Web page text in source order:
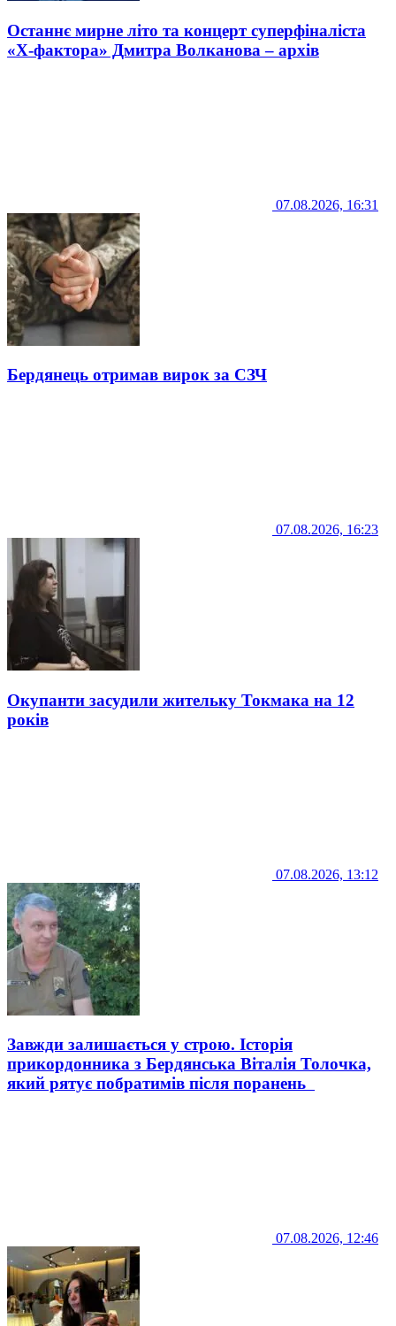
Останнє мирне літо та концерт суперфіналіста
«Х-фактора» Дмитра Волканова – архів
07.08.2026, 16:31
Бердянець отримав вирок за СЗЧ
07.08.2026, 16:23
Окупанти засудили жительку Токмака на 12
років
07.08.2026, 13:12
Завжди залишається у строю. Історія
прикордонника з Бердянська Віталія Толочка,
який рятує побратимів після поранень
07.08.2026, 12:46